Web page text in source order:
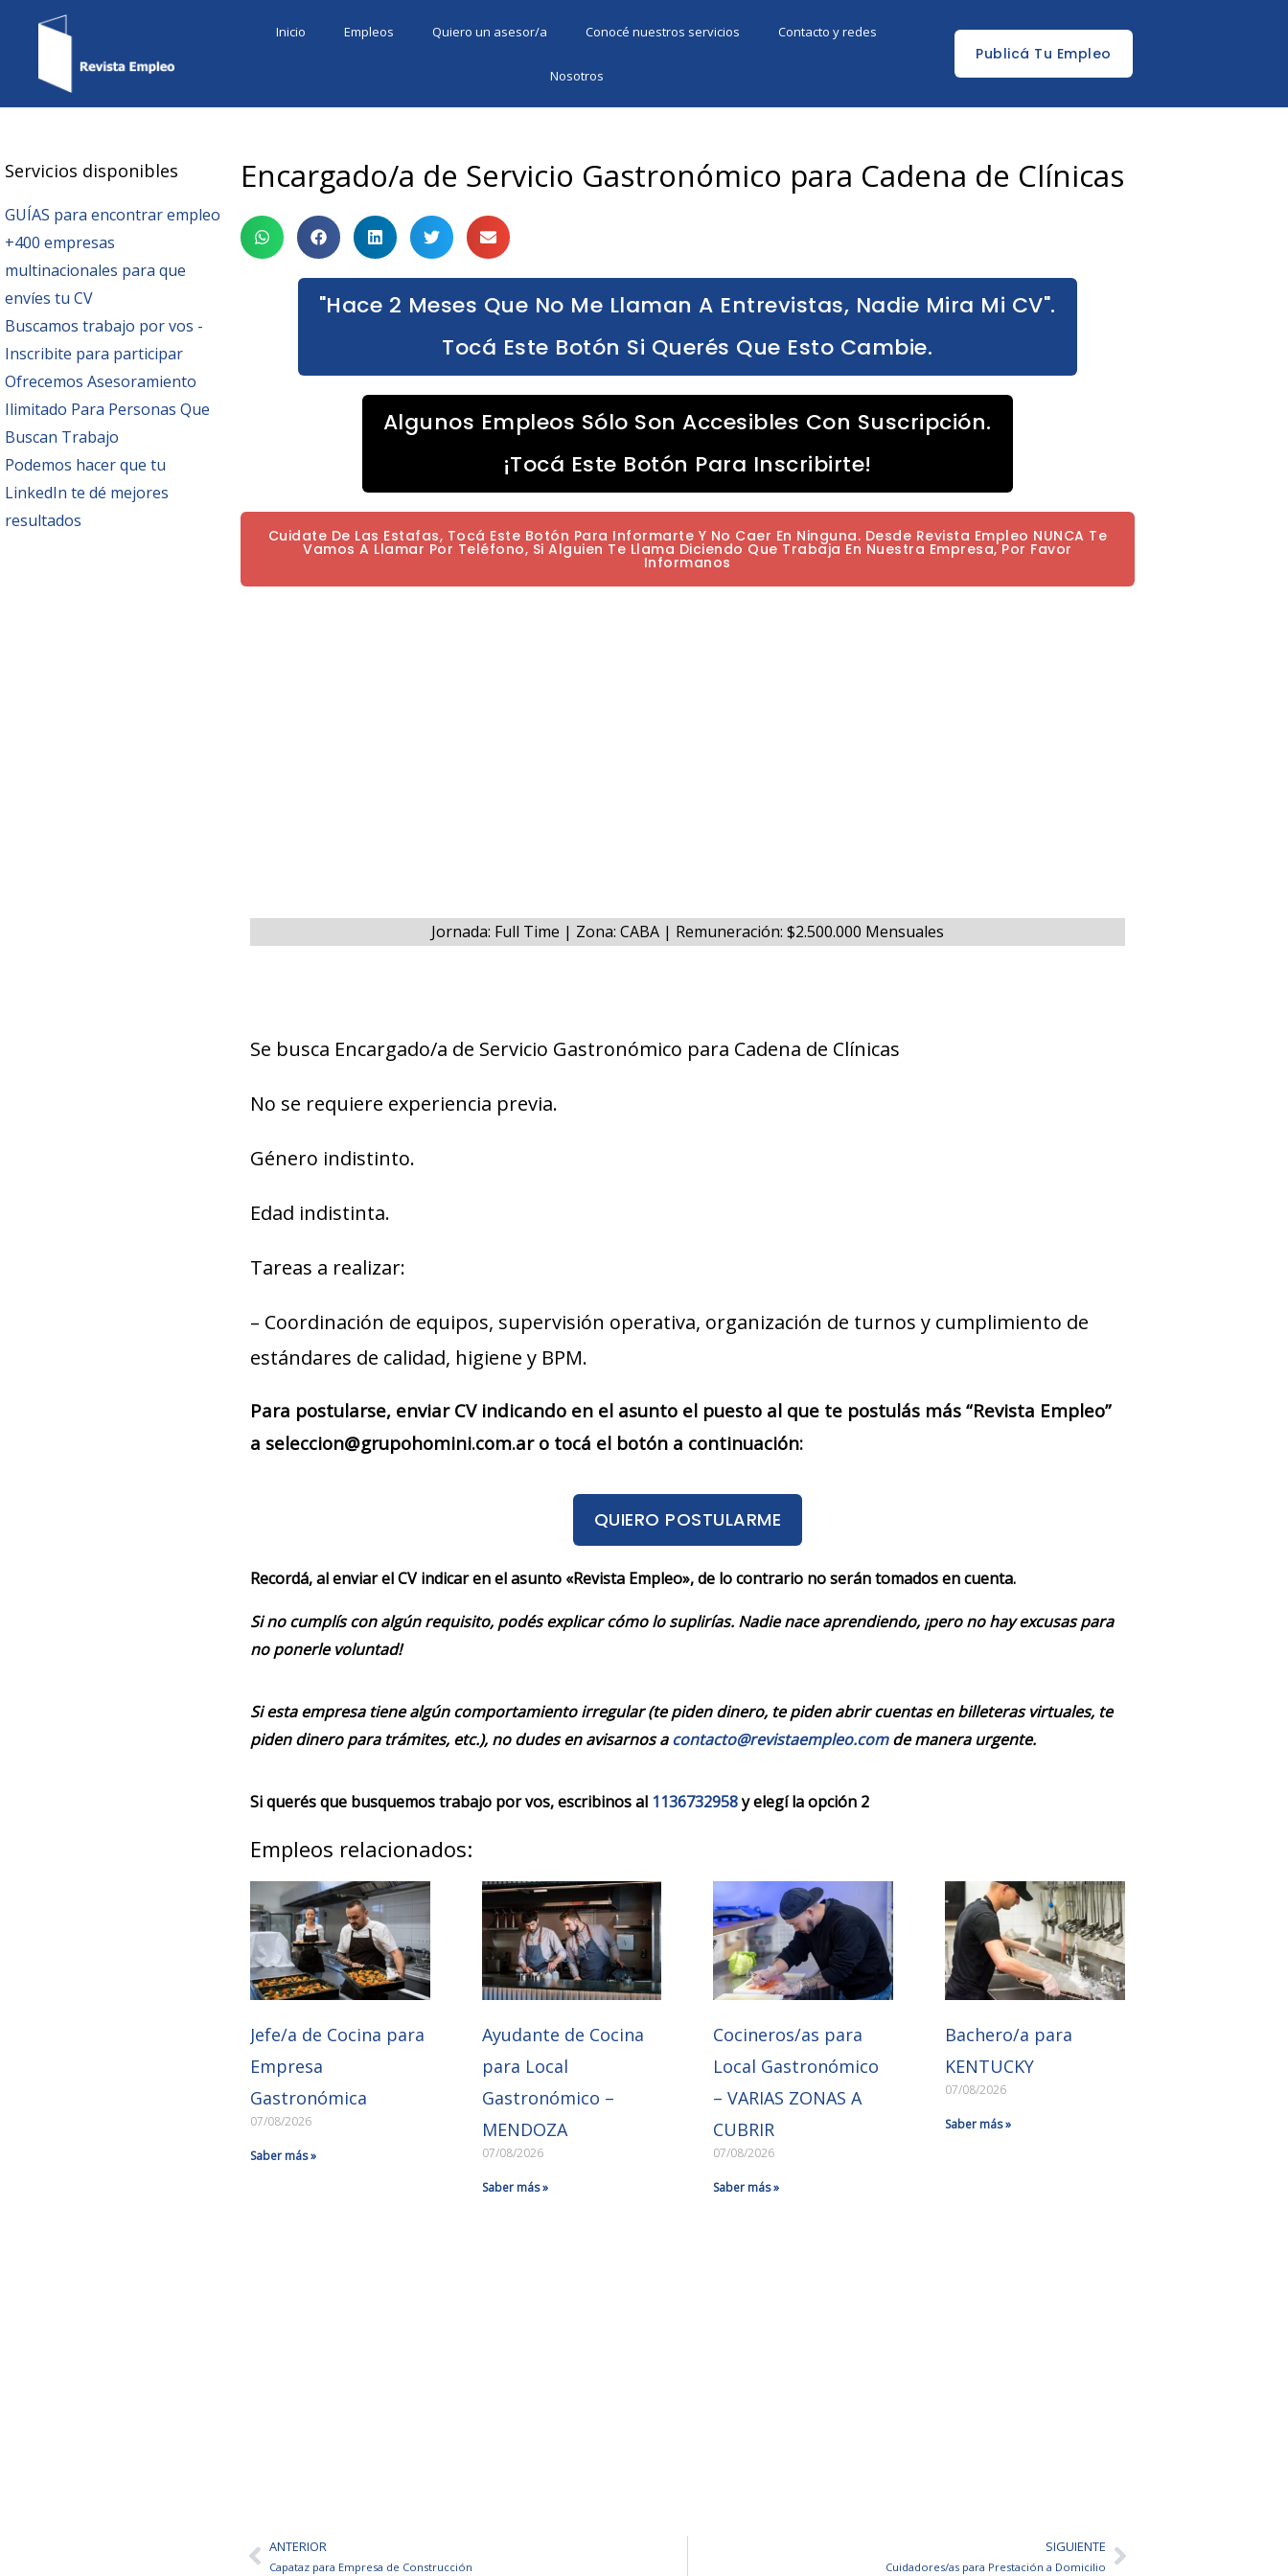
Inicio Empleos Quiero un asesor/a Conocé nuestros servicios Contacto y redes
Nosotros
Publicá Tu Empleo
Servicios disponibles
GUÍAS para encontrar empleo
+400 empresas
multinacionales para que
envíes tu CV
Buscamos trabajo por vos -
Inscribite para participar
Ofrecemos Asesoramiento
Ilimitado Para Personas Que
Buscan Trabajo
Podemos hacer que tu
LinkedIn te dé mejores
resultados
Encargado/a de Servicio Gastronómico para Cadena de Clínicas
"Hace 2 Meses Que No Me Llaman A Entrevistas, Nadie Mira Mi CV".
Tocá Este Botón Si Querés Que Esto Cambie.
Algunos Empleos Sólo Son Accesibles Con Suscripción.
¡Tocá Este Botón Para Inscribirte!
Cuidate De Las Estafas, Tocá Este Botón Para Informarte Y No Caer En Ninguna. Desde Revista Empleo NUNCA Te
Vamos A Llamar Por Teléfono, Si Alguien Te Llama Diciendo Que Trabaja En Nuestra Empresa, Por Favor
Informanos
Jornada: Full Time | Zona: CABA | Remuneración: $2.500.000 Mensuales
Se busca Encargado/a de Servicio Gastronómico para Cadena de Clínicas
No se requiere experiencia previa.
Género indistinto.
Edad indistinta.
Tareas a realizar:
– Coordinación de equipos, supervisión operativa, organización de turnos y cumplimiento de
estándares de calidad, higiene y BPM.
Para postularse, enviar CV indicando en el asunto el puesto al que te postulás más “Revista Empleo”
a seleccion@grupohomini.com.ar o tocá el botón a continuación:
QUIERO POSTULARME
Recordá, al enviar el CV indicar en el asunto «Revista Empleo», de lo contrario no serán tomados en cuenta.
Si no cumplís con algún requisito, podés explicar cómo lo suplirías. Nadie nace aprendiendo, ¡pero no hay excusas para
no ponerle voluntad!
Si esta empresa tiene algún comportamiento irregular (te piden dinero, te piden abrir cuentas en billeteras virtuales, te
piden dinero para trámites, etc.), no dudes en avisarnos acontacto@revistaempleo.comde manera urgente.
Si querés que busquemos trabajo por vos, escribinos al 1136732958y elegí la opción 2
Empleos relacionados:
Jefe/a de Cocina para
Empresa
Gastronómica
07/08/2026
Saber más »
Ayudante de Cocina
para Local
Gastronómico –
MENDOZA
07/08/2026
Saber más »
Cocineros/as para
Local Gastronómico
– VARIAS ZONAS A
CUBRIR
07/08/2026
Saber más »
Bachero/a para
KENTUCKY
07/08/2026
Saber más »
AntANTERIOR
Capataz para Empresa de Construcción
SIGUIENTE
Cuidadores/as para Prestación a DomicilioSiguiente